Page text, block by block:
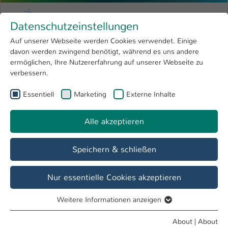
Menu
Research 4
Open submenu
University
International
Skip to main content
University of Applied Sciences
You are here:
Menschen und Projekte
In drei Schritten werden die Magnete in den Versuchsstator
geklebt (Foto: Juri Dolgirev)
Permanente Magnetgetriebe: flexibler,
kompakter, wartungsärmer
Datenschutzeinstellungen
Auf unserer Webseite werden Cookies verwendet. Einige
davon werden zwingend benötigt, während es uns andere
ermöglichen, Ihre Nutzererfahrung auf unserer Webseite zu
verbessern.
Essentiell Marketing Externe Inhalte
Alle akzeptieren
Speichern & schließen
Nur essentielle Cookies akzeptieren
Essentielle Cookies werden für grundlegende Funktionen
Weitere Informationen anzeigen
About | About